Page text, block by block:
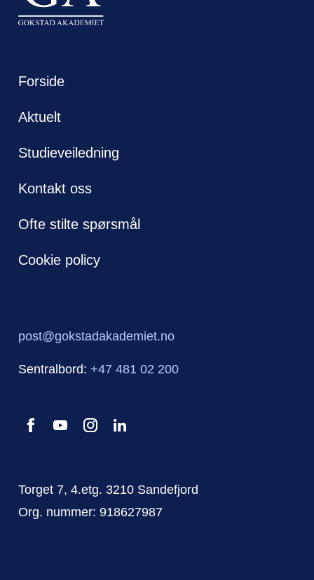
post@gokstadakademiet.no
Sentralbord: +47 481 02 200
Torget 7, 4.etg. 3210 Sandefjord
Org. nummer: 918627987
Forside
Aktuelt
Studieveiledning
Kontakt oss
Ofte stilte spørsmål
Cookie policy